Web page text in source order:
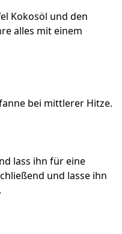
Kokosöl und den
alles mit einem
bei mittlerer Hitze.
lass ihn für eine
und lasse ihn